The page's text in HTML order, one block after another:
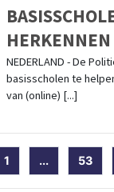
NEDERLAND - De
basisscholen te
van (online) [...]
1 ... 53